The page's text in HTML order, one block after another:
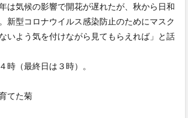
は気候の影響で開花が遅れたが、秋から日和
新型コロナウイルス感染防止のためにマスク
いよう気を付けながら見てもらえれば」と話
時（最終日は３時）。
てた菊